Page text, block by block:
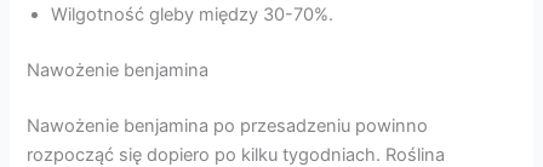
Wilgotność gleby między 30-70%.
Nawożenie benjamina
Nawożenie benjamina po przesadzeniu powinno
rozpocząć się dopiero po kilku tygodniach. Roślina